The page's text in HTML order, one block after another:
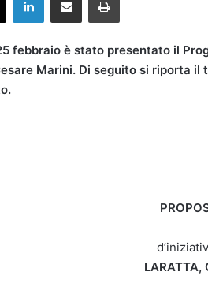
febbraio è stato presentato il
Marini. Di seguito si riporta
LARATTA,